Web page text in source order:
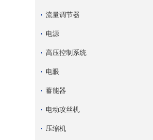
流量调节器
电源
高压控制系统
电眼
蓄能器
电动攻丝机
压缩机